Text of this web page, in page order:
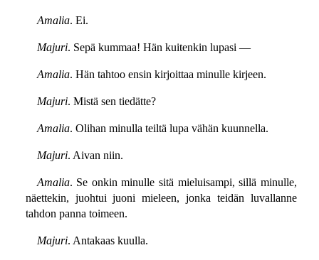
Amalia. Ei.
Majuri. Sepä kummaa! Hän kuitenkin lupasi —
Amalia. Hän tahtoo ensin kirjoittaa minulle kirjeen.
Majuri. Mistä sen tiedätte?
Amalia. Olihan minulla teiltä lupa vähän kuunnella.
Majuri. Aivan niin.
Amalia. Se onkin minulle sitä mieluisampi, sillä minulle,
näettekin, juohtui juoni mieleen, jonka teidän luvallanne
tahdon panna toimeen.
Majuri. Antakaas kuulla.